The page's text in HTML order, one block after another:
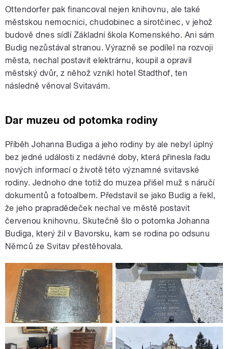
Ottendorfer pak financoval nejen knihovnu, ale také
městskou nemocnici, chudobinec a sirotčinec, v jehož
budově dnes sídlí Základní škola Komenského. Ani sám
Budig nezůstával stranou. Výrazně se podílel na rozvoji
města, nechal postavit elektrárnu, koupil a opravil
městský dvůr, z něhož vznikl hotel Stadthof, ten
následně věnoval Svitavám.
Dar muzeu od potomka rodiny
Příběh Johanna Budiga a jeho rodiny by ale nebyl úplný
bez jedné události z nedávné doby, která přinesla řadu
nových informací o životě této významné svitavské
rodiny. Jednoho dne totiž do muzea přišel muž s náručí
dokumentů a fotoalbem. Představil se jako Budig a řekl,
že jeho prapradědeček nechal ve městě postavit
červenou knihovnu. Skutečně šlo o potomka Johanna
Budiga, který žil v Bavorsku, kam se rodina po odsunu
Němců ze Svitav přestěhovala.